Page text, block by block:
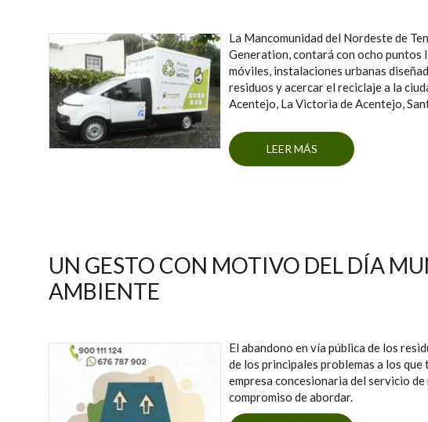
La Mancomunidad del Nordeste de
Generation, contará con ocho puntos
móviles, instalaciones urbanas
residuos y acercar el reciclaje a la
Acentejo, La Victoria de Acentejo,
LEER MÁS
SOBRE OCHO
UN GESTO CON MOTIVO DEL DÍA
AMBIENTE
El abandono en vía pública de los
de los principales problemas a los
empresa concesionaria del servicio
compromiso de abordar.